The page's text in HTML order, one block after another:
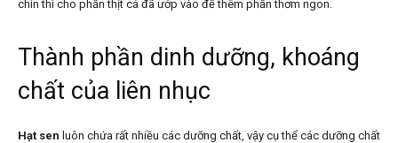
chín thì cho phần thịt cá đã ướp vào để thêm phần thơm ngon.
Thành phần dinh dưỡng, khoáng
chất của liên nhục
Hạt sen luôn chứa rất nhiều các dưỡng chất, vậy cụ thể các dưỡng chất